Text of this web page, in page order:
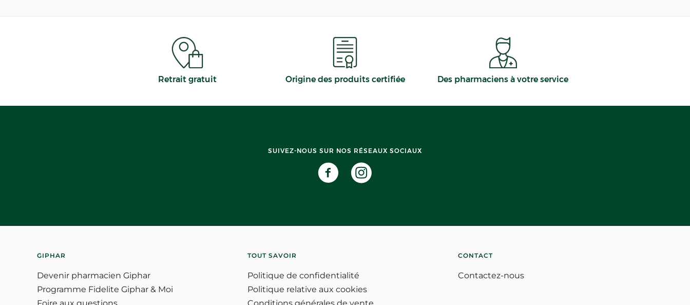
Retrait gratuit Origine des produits certifiée Des pharmaciens à votre service
SUIVEZ-NOUS SUR NOS RÉSEAUX SOCIAUX
GIPHAR
Devenir pharmacien Giphar
Programme Fidelite Giphar & Moi
Foire aux questions
TOUT SAVOIR
Politique de confidentialité
Politique relative aux cookies
Conditions générales de vente
CONTACT
Contactez-nous